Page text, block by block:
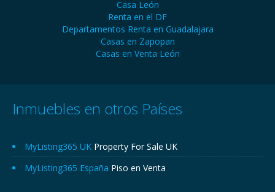
Casa León
Renta en el DF
Departamentos Renta en Guadalajara
Casas en Zapopan
Casas en Venta León
Inmuebles en otros Países
MyListing365 UK Property For Sale UK
MyListing365 España Piso en Venta